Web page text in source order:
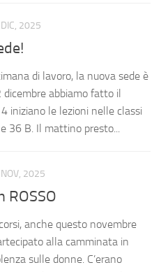
2025
di lavoro, la nuova sede è
abbiamo fatto il
iniziano le lezioni nelle classi
36 B. Il mattino presto...
2025
ROSSO
anche questo novembre
alla camminata in
sulle donne. C’erano